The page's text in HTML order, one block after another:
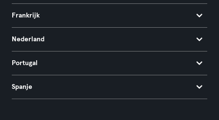
Frankrijk
Nederland
Portugal
Spanje